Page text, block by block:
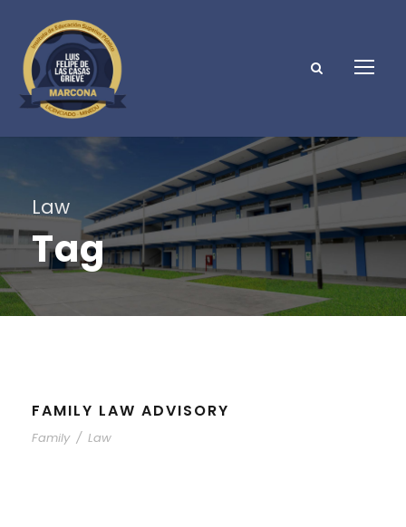
Law
Tag
FAMILY LAW ADVISORY
Family / Law